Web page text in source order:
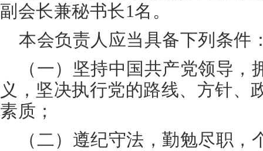
副会长兼秘书长1名。
本会负责人应当具备下列条件
（一）坚持中国共产党领导，
义，坚决执行党的路线、方针、
素质；
（二）遵纪守法，勤勉尽职，